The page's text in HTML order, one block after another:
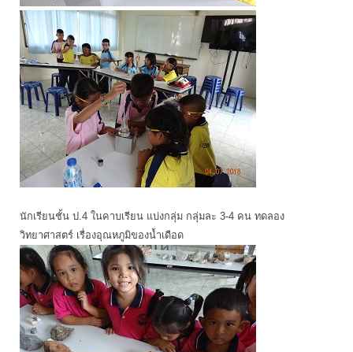
นักเรียนชั้น ป.4 ในคาบเรียน แบ่งกลุ่ม กลุ่มละ 3-4 คน ทดลอง
วิทยาศาสตร์ เรื่องอุณหภูมิของน้ำเดือด